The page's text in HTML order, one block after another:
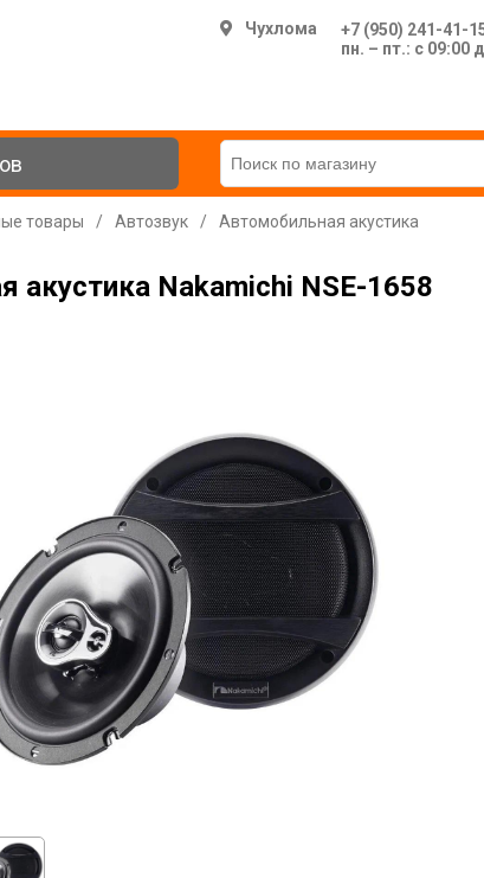
Чухлома
+7 (950) 241-41-
пн. – пт.: с 09:00
товары / Автозвук / Автомобильная акустика
акустика Nakamichi NSE-1658